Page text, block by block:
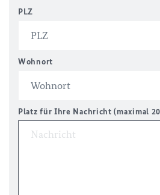
PLZ
Wohnort
Platz für Ihre Nachricht (maximal